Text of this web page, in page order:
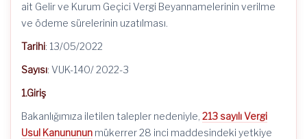
ait Gelir ve Kurum Geçici Vergi Beyannamelerinin verilme
ve ödeme sürelerinin uzatılması.
Tarihi: 13/05/2022
Sayısı: VUK-140/ 2022-3
1.Giriş
Bakanlığımıza iletilen talepler nedeniyle, 213 sayılı Vergi
Usul Kanununun mükerrer 28 inci maddesindeki yetkiye